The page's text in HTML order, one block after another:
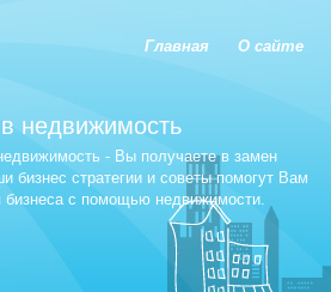
Главная О сайте
недвижимость
- Вы получаете в замен
стратегии и советы помогут Вам
бизнеса с помощью недвижимости.